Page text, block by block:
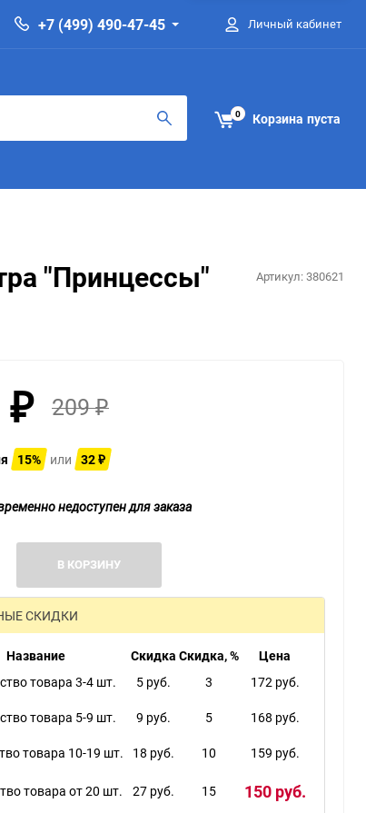
+7 (499) 490-47-45 Личный кабинет
0 Корзина пуста
"Принцессы" Артикул:380621
₽ 209₽
15% или 32 ₽
недоступен для заказа
В КОРЗИНУ
СКИДКИ
Название Скидка Скидка, %
Цена
товара 3-4 шт.
5 руб. 3 172 руб.
товара 5-9 шт. 9 руб. 5 168 руб.
товара 10-19 шт. 18 руб. 10 159 руб.
товара от 20 шт. 27 руб. 15 150 руб.